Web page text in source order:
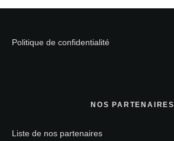
Politique de confidentialité
NOS PARTENAIRES
Liste de nos partenaires